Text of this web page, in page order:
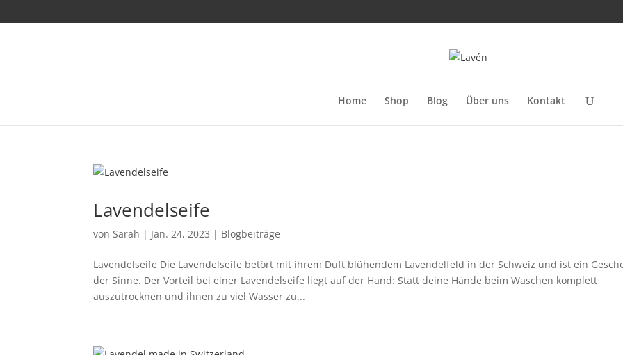
Home Shop Blog Über uns Kontakt
Lavendelseife
vonSarah | Jan. 24, 2023 | Blogbeiträge
Lavendelseife Die Lavendelseife betört mit ihrem Duft blühendem Lavendelfeld in der Schweiz und ist ein
der Sinne. Der Vorteil bei einer Lavendelseife liegt auf der Hand: Statt deine Hände beim Waschen komplett
auszutrocknen und ihnen zu viel Wasser zu...